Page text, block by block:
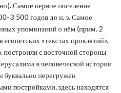
Самое первое поселение
3 500 годов до н. э. Самое
упоминаний о нём (прим. 2
«текстах проклятий».
построили с восточной стороны
в человеческой истории
перегружен
постройками, здесь находятся